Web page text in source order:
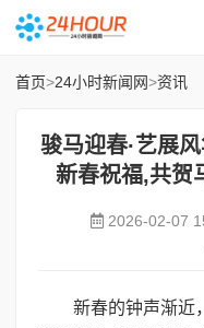
首页>24小时新闻网>资讯
骏马迎春·艺展
新春祝福,共
2026-02-07
新春的钟声渐近